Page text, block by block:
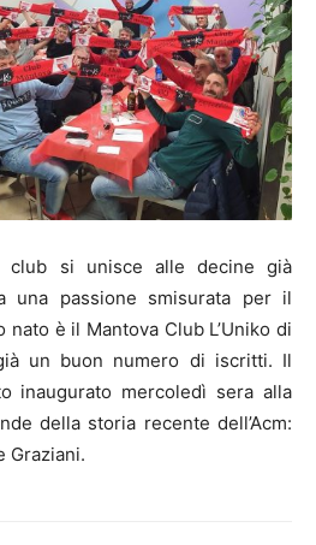
club si unisce alle decine già
una passione smisurata per il
nato è il Mantova Club L’Uniko di
un buon numero di iscritti. Il
inaugurato mercoledì sera alla
della storia recente dell’Acm:
Graziani.